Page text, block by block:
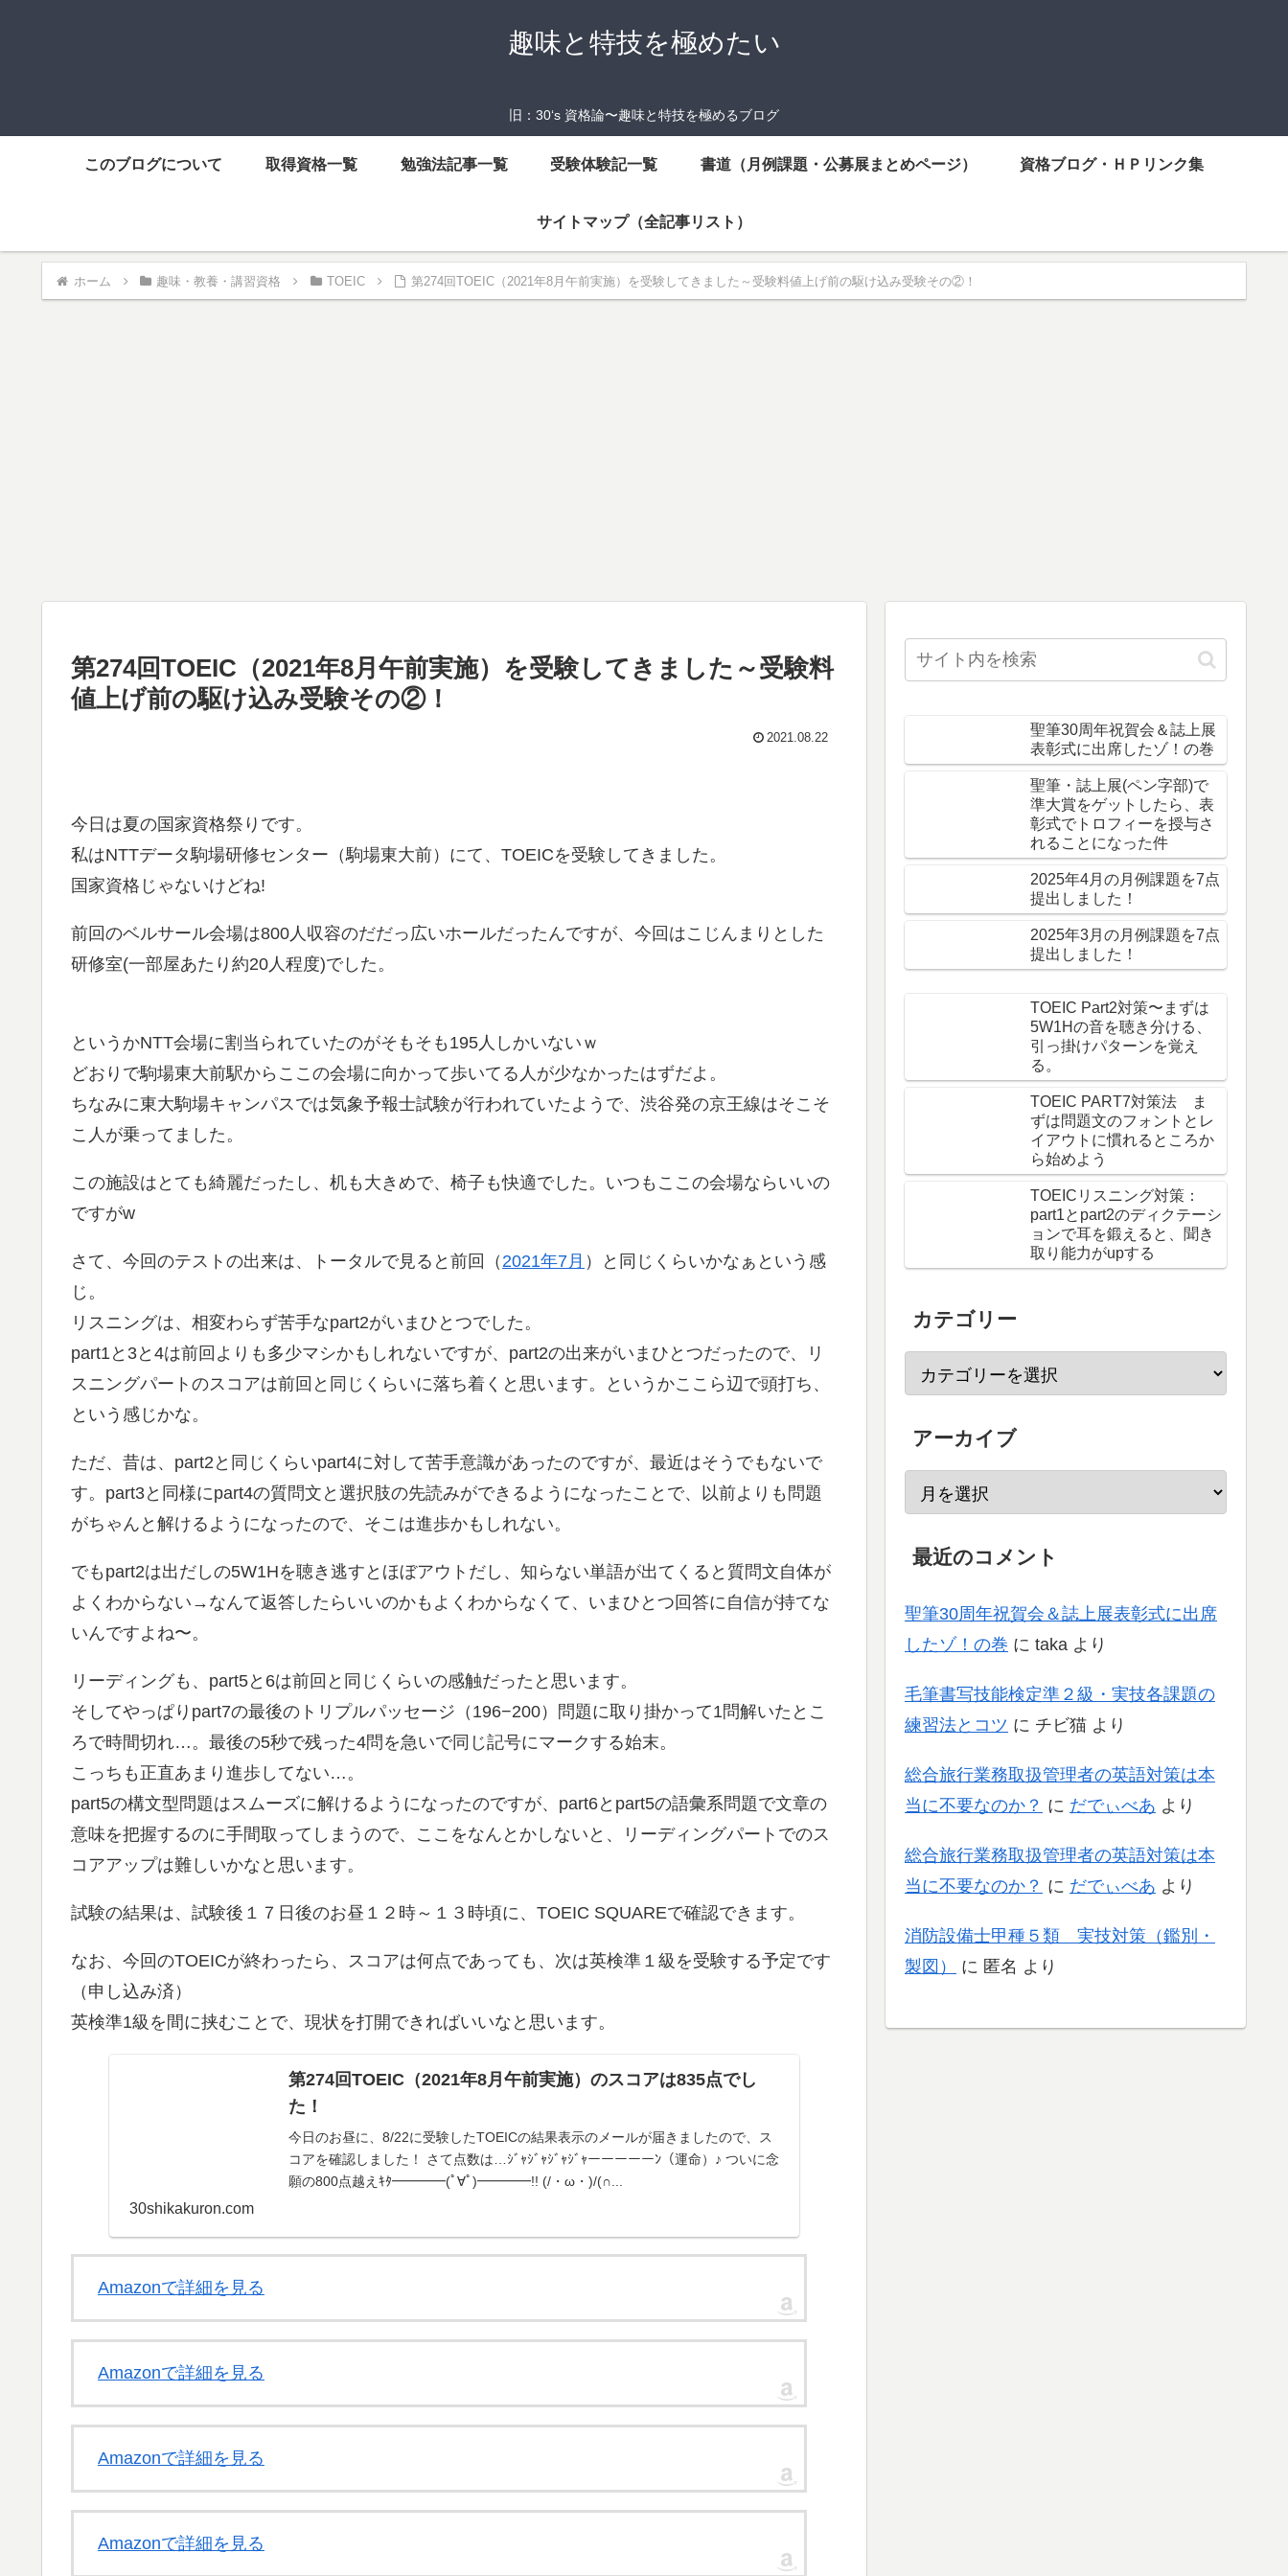
趣味と特技を極めたい
旧：30‘s 資格論〜趣味と特技を極めるブログ
このブログについて 取得資格一覧 勉強法記事一覧 受験体験記一覧 書道（月例課題・公募展まとめページ） 資格ブログ・ＨＰリンク集
サイトマップ（全記事リスト）
ホーム 趣味・教養・講習資格 TOEIC 第274回TOEIC（2021年8月午前実施）を受験してきました～受験料値上げ前の駆け込み受験その②！
第274回TOEIC（2021年8月午前実施）を受験してきました～受験料
値上げ前の駆け込み受験その②！
2021.08.22
今日は夏の国家資格祭りです。
私はNTTデータ駒場研修センター（駒場東大前）にて、TOEICを受験してきました。
国家資格じゃないけどね!
前回のベルサール会場は800人収容のだだっ広いホールだったんですが、今回はこじんまりとした
研修室(一部屋あたり約20人程度)でした。
というかNTT会場に割当られていたのがそもそも195人しかいないｗ
どおりで駒場東大前駅からここの会場に向かって歩いてる人が少なかったはずだよ。
ちなみに東大駒場キャンパスでは気象予報士試験が行われていたようで、渋谷発の京王線はそこそ
こ人が乗ってました。
この施設はとても綺麗だったし、机も大きめで、椅子も快適でした。いつもここの会場ならいいの
ですがw
さて、今回のテストの出来は、トータルで見ると前回（ 2021年7月 ）と同じくらいかなぁという感
じ。
リスニングは、相変わらず苦手なpart2がいまひとつでした。
part1と3と4は前回よりも多少マシかもしれないですが、part2の出来がいまひとつだったので、リ
スニングパートのスコアは前回と同じくらいに落ち着くと思います。というかここら辺で頭打ち、
という感じかな。
ただ、昔は、part2と同じくらいpart4に対して苦手意識があったのですが、最近はそうでもないで
す。part3と同様にpart4の質問文と選択肢の先読みができるようになったことで、以前よりも問題
がちゃんと解けるようになったので、そこは進歩かもしれない。
でもpart2は出だしの5W1Hを聴き逃すとほぼアウトだし、知らない単語が出てくると質問文自体が
よくわからない→なんて返答したらいいのかもよくわからなくて、いまひとつ回答に自信が持てな
いんですよね〜。
リーディングも、part5と6は前回と同じくらいの感触だったと思います。
そしてやっぱりpart7の最後のトリプルパッセージ（196−200）問題に取り掛かって1問解いたとこ
ろで時間切れ…。最後の5秒で残った4問を急いで同じ記号にマークする始末。
こっちも正直あまり進歩してない…。
part5の構文型問題はスムーズに解けるようになったのですが、part6とpart5の語彙系問題で文章の
意味を把握するのに手間取ってしまうので、ここをなんとかしないと、リーディングパートでのス
コアアップは難しいかなと思います。
試験の結果は、試験後１７日後のお昼１２時～１３時頃に、TOEIC SQUAREで確認できます。
なお、今回のTOEICが終わったら、スコアは何点であっても、次は英検準１級を受験する予定です
（申し込み済）
英検準1級を間に挟むことで、現状を打開できればいいなと思います。
第274回TOEIC（2021年8月午前実施）のスコアは835点でし
た！
今日のお昼に、8/22に受験したTOEICの結果表示のメールが届きましたので、ス
コアを確認しました！ さて点数は…ｼﾞｬｼﾞｬｼﾞｬｼﾞｬーーーーーﾝ（運命）♪ ついに念
願の800点越えｷﾀ━━━━(ﾟ∀ﾟ)━━━━!! (/・ω・)/(∩...
30shikakuron.com
Amazonで詳細を見る
Amazonで詳細を見る
Amazonで詳細を見る
Amazonで詳細を見る
聖筆30周年祝賀会＆誌上展
表彰式に出席したゾ！の巻
聖筆・誌上展(ペン字部)で
準大賞をゲットしたら、表
彰式でトロフィーを授与さ
れることになった件
2025年4月の月例課題を7点
提出しました！
2025年3月の月例課題を7点
提出しました！
TOEIC Part2対策〜まずは
5W1Hの音を聴き分ける、
引っ掛けパターンを覚え
る。
TOEIC PART7対策法 ま
ずは問題文のフォントとレ
イアウトに慣れるところか
ら始めよう
TOEICリスニング対策：
part1とpart2のディクテーシ
ョンで耳を鍛えると、聞き
取り能力がupする
カテゴリー
アーカイブ
最近のコメント
聖筆30周年祝賀会＆誌上展表彰式に出席
したゾ！の巻 に taka より
毛筆書写技能検定準２級・実技各課題の
練習法とコツ に チビ猫 より
総合旅行業務取扱管理者の英語対策は本
当に不要なのか？ に だでぃべあ より
総合旅行業務取扱管理者の英語対策は本
当に不要なのか？ に だでぃべあ より
消防設備士甲種５類 実技対策（鑑別・
製図）
に 匿名 より